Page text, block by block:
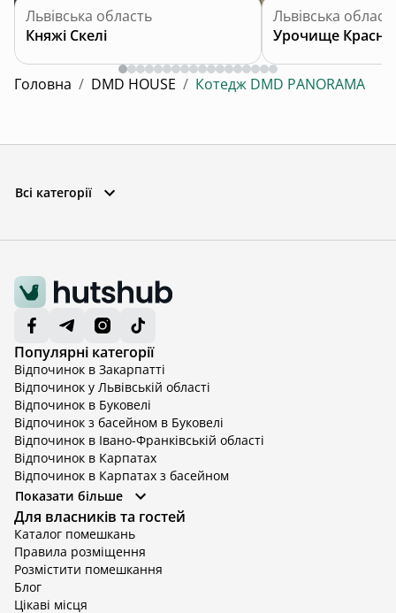
Львівська область
Княжі Скелі
Львівська
Урочище
Головна / DMD HOUSE / Котедж DMD PANORAMA
Всі категорії
Популярні категорії
Відпочинок в Закарпатті
Відпочинок у Львівській області
Відпочинок в Буковелі
Відпочинок з басейном в Буковелі
Відпочинок в Івано-Франківській області
Відпочинок в Карпатах
Відпочинок в Карпатах з басейном
Відпочинок в Київській області
Відпочинок в Київській області з басейном
Відпочинок в Тернопільській області
Відпочинок у Вінницькій області
Відпочинок в Яремче
Відпочинок у Львівській області з басейном
Відпочинок з басейном в Тернопільській області
Показати більше
Для власників та гостей
Каталог помешкань
Правила розміщення
Розмістити помешкання
Блог
Цікаві місця